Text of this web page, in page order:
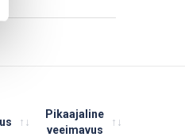
Pikaajaline
veeimavus